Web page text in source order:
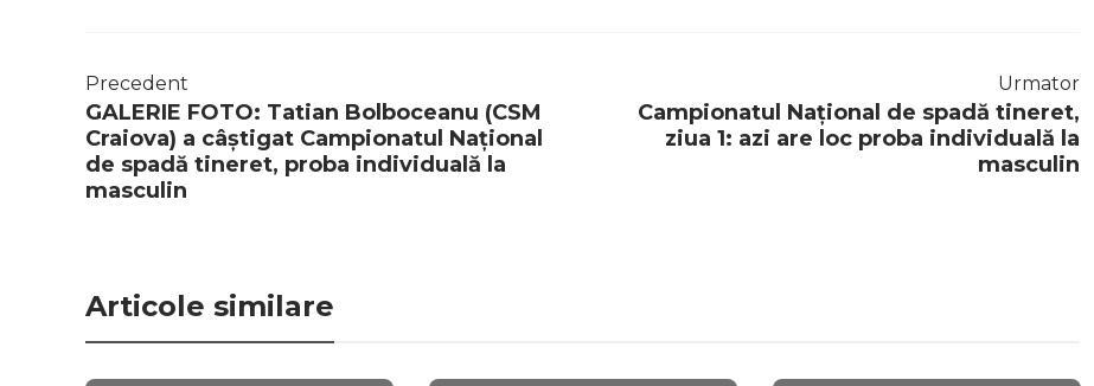
Precedent
GALERIE FOTO: Tatian Bolboceanu (CSM
Craiova) a câștigat Campionatul Național
de spadă tineret, proba individuală la
masculin
Urmator
Campionatul Național de spadă tineret,
ziua 1: azi are loc proba individuală la
masculin
Articole similare